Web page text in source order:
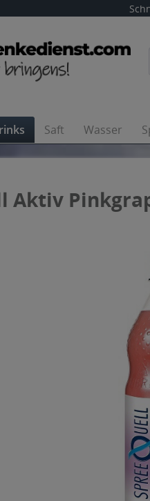
Saft Wasser
Aktiv